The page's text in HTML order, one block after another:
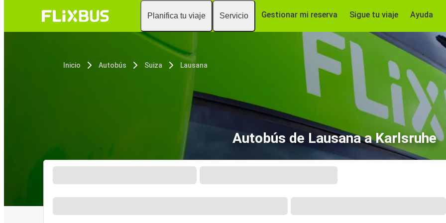
Planifica tu viaje Servicio Gestionar mi reserva Sigue tu viaje Ayuda
Inicio Autobús Suiza Lausana
Autobús de Lausana a Karlsruhe